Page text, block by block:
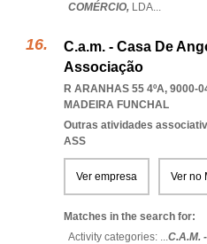
COMÉRCIO, LDA...
C.a.m. - Casa De
Associação
R ARANHAS 55 4ºA, 9000-
MADEIRA FUNCHAL
Outras atividades
ASS
Ver empresa Ver no
Matches in the search for:
Activity categories: ...C.A.M.